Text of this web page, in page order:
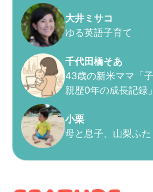
大井ミサコ
ゆる英語子育て
千代田橋そあ
43歳の新米ママ「
親歴0年の成長記録」
小栗
母と息子、山梨ふ